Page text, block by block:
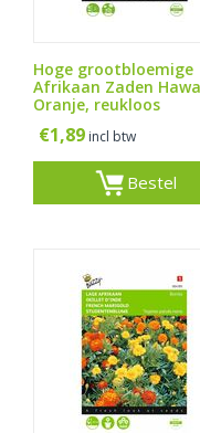
Hoge grootbloemige
Afrikaan Zaden
Oranje, reukloos
€1,89 incl btw
Bestel